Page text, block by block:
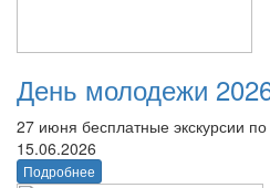
День молодежи
27 июня бесплатные экскурсии
15.06.2026
Подробнее